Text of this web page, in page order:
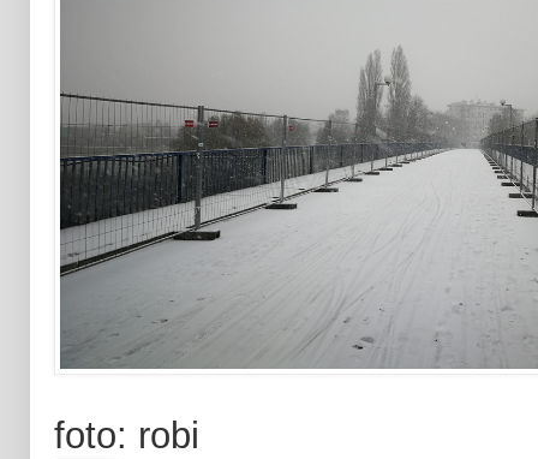
foto: robi